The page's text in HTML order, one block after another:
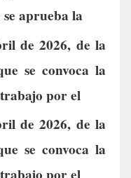
aprueba la
de 2026, de la
se convoca la
por el
de 2026, de la
se convoca la